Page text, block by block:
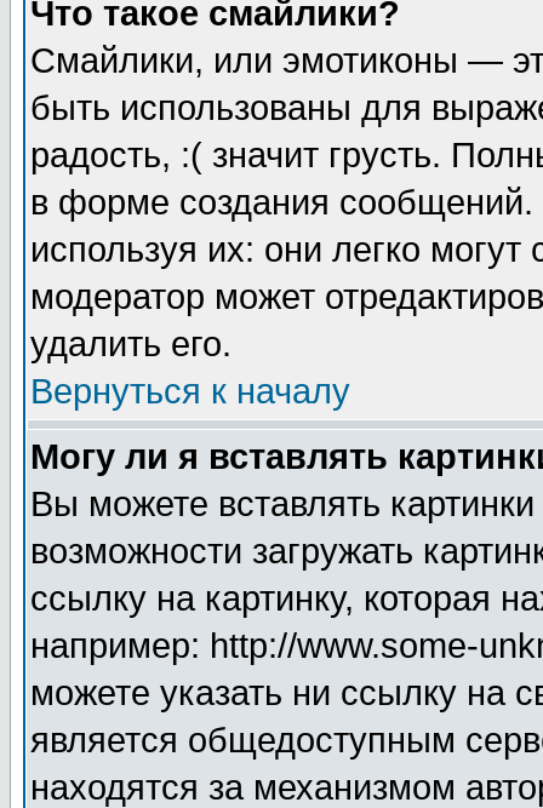
Что такое смайлики?
Смайлики, или эмотиконы —
быть использованы для
радость, :( значит грусть.
в форме создания сообщений.
используя их: они легко
модератор может
удалить его.
Вернуться к началу
Могу ли я вставлять
Вы можете вставлять
возможности загружать
ссылку на картинку, которая
например: http://www.some-
можете указать ни ссылку на
является общедоступным
находятся за механизмом